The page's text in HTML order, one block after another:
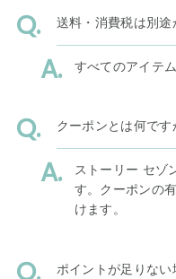
送料・消費税は別途
すべてのアイテ
クーポンとは何です
ストーリー セゾ
す。クーポンの
けます。
ポイントが足りな